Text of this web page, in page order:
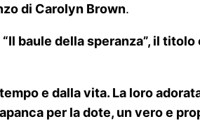
di Carolyn Brown.
baule della speranza”, il
e dalla vita. La loro
per la dote, un vero e